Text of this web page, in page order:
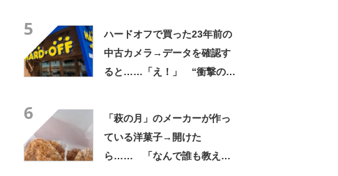
5
ハードオフで買った23年前の
中古カメラ→データを確認す
ると……「え！」 “衝撃の中
6
「萩の月」のメーカーが作っ
ている洋菓子→開けた
ら…… 「なんで誰も教えて